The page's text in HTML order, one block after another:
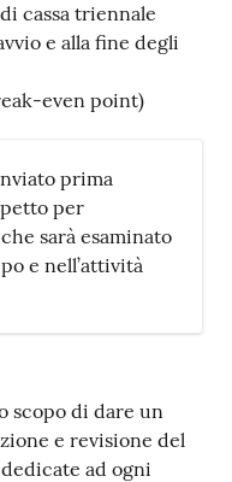
cassa triennale
e alla fine degli
even point)
prima
per
sarà esaminato
e nell’attività
scopo di dare un
e revisione del
ad ogni